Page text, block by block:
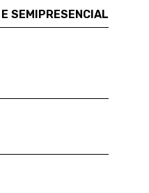
SEMIPRESENCIAL